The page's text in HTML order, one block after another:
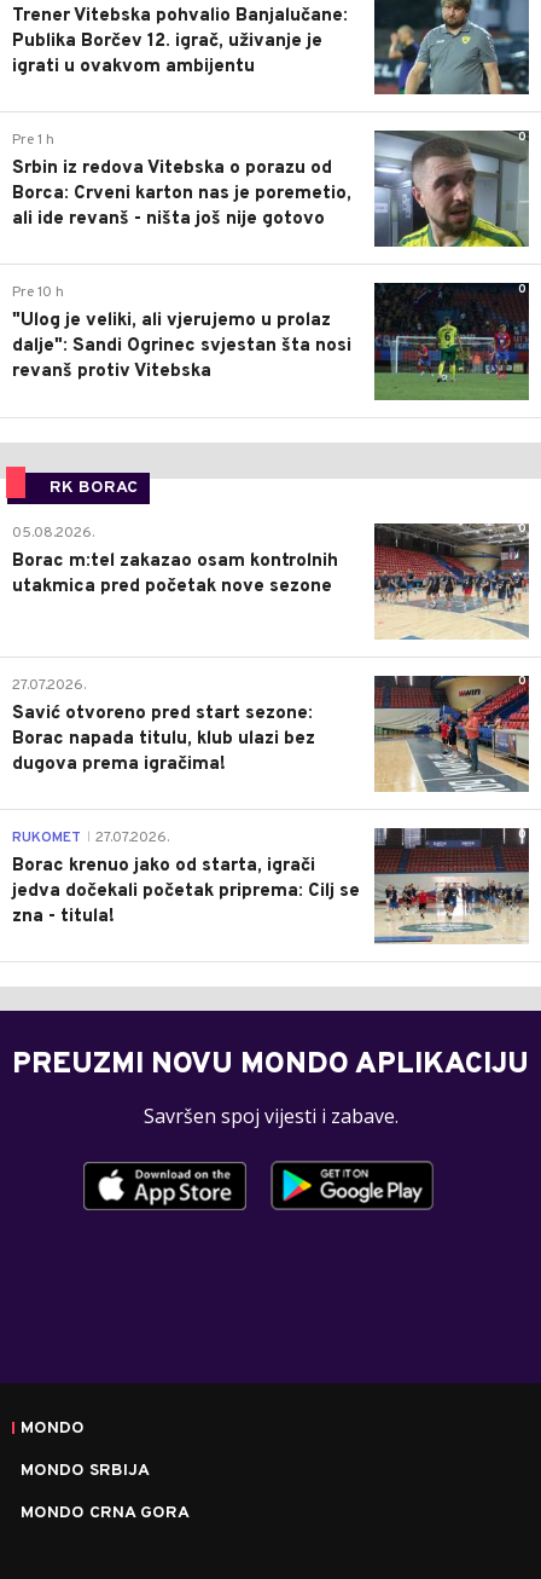
Trener Vitebska pohvalio Banjalučane:
Publika Borčev 12. igrač, uživanje je
igrati u ovakvom ambijentu
0
Pre 1 h
Srbin iz redova Vitebska o porazu od
Borca: Crveni karton nas je poremetio,
ali ide revanš - ništa još nije gotovo
0
Pre 10 h
"Ulog je veliki, ali vjerujemo u prolaz
dalje": Sandi Ogrinec svjestan šta nosi
revanš protiv Vitebska
RK BORAC
0
05.08.2026.
Borac m:tel zakazao osam kontrolnih
utakmica pred početak nove sezone
0
27.07.2026.
Savić otvoreno pred start sezone:
Borac napada titulu, klub ulazi bez
dugova prema igračima!
0
RUKOMET 27.07.2026.
Borac krenuo jako od starta, igrači
jedva dočekali početak priprema: Cilj se
zna - titula!
PREUZMI NOVU MONDO APLIKACIJU
Savršen spoj vijesti i zabave.
MONDO
MONDO SRBIJA
MONDO CRNA GORA